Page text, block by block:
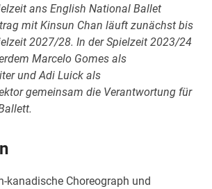
ans English National Ballet
mit Kinsun Chan läuft zunächst bis
2027/28. In der Spielzeit 2023/24
Marcelo Gomes als
und Adi Luick als
gemeinsam die Verantwortung für
kanadische Choreograph und